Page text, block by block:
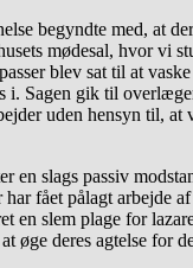
begyndte med, at
mødesal, hvor vi
blev sat til at
i. Sagen gik til
uden hensyn til, at
en slags passiv
har fået pålagt arbejde
en slem plage for
øge deres agtelse for